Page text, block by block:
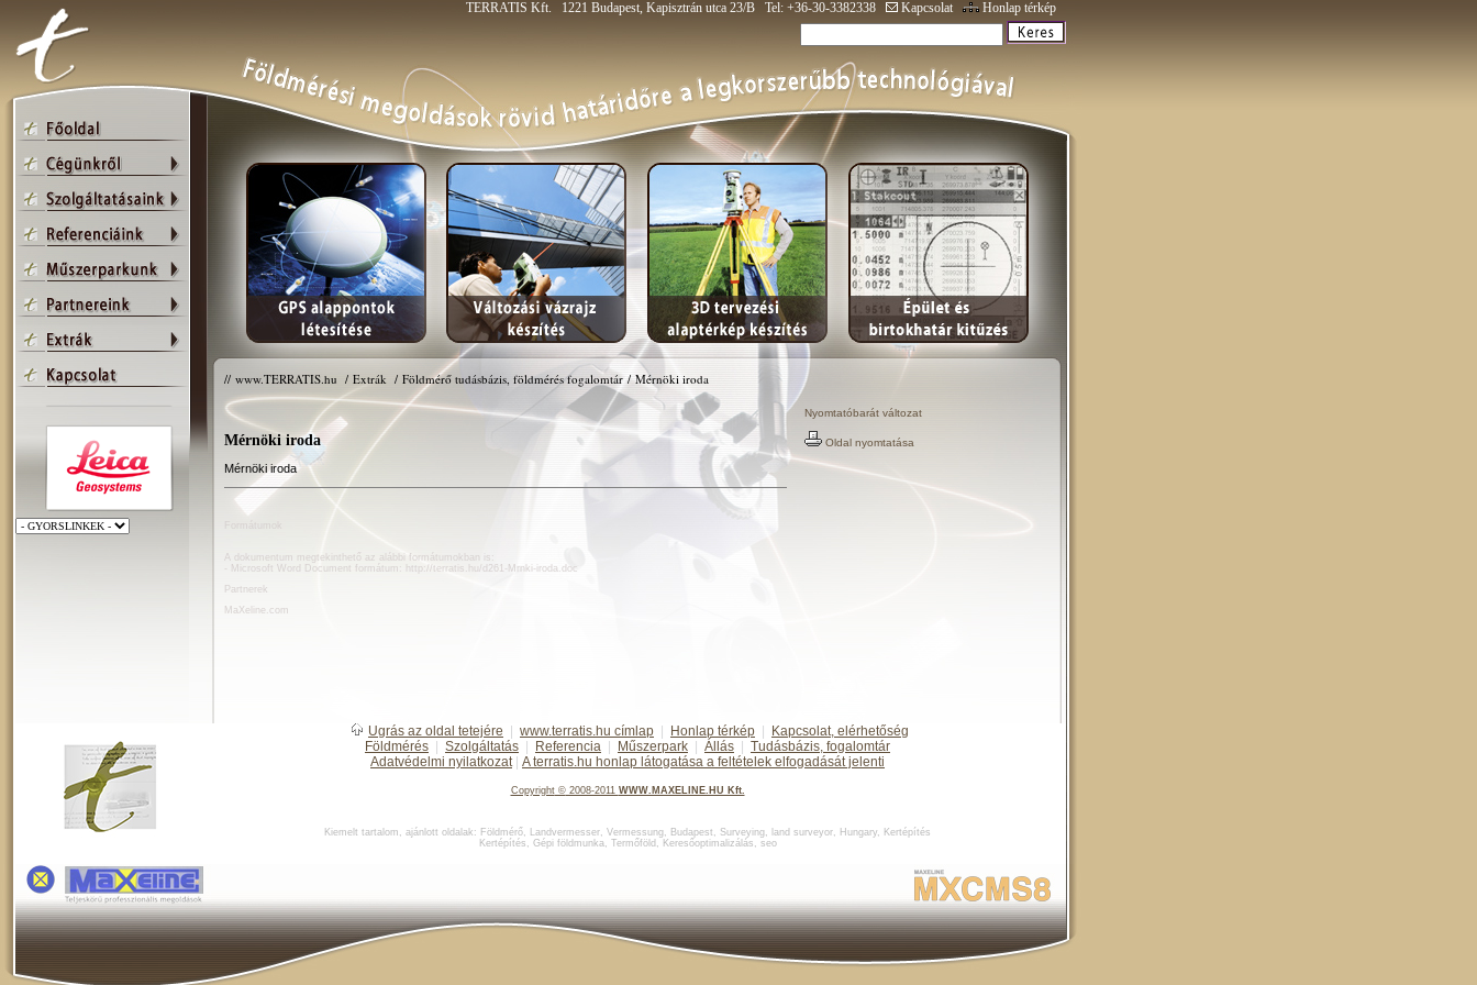
TERRATIS Kft. 1221 Budapest, Kapisztrán utca 23/B Tel: +36-30-3382338 Kapcsolat Honlap térkép
// www.TERRATIS.hu / Extrák / Földmérő tudásbázis, földmérés fogalomtár /Mérnöki iroda
Mérnöki iroda
Mérnöki iroda
A dokumentum megtekinthető az alábbi formátumokban is:
- Microsoft Word Document formátum:
http://terratis.hu/d261-Mrnki-iroda.doc
Partnerek
MaXeline.com
Nyomtatóbarát változat
Oldal nyomtatása
Ugrás az oldal tetejére www.terratis.hu címlap Honlap térkép
Kapcsolat, elérhetőség
Földmérés
Szolgáltatás Referencia Műszerpark Állás
Tudásbázis, fogalomtár
Adatvédelmi nyilatkozat
A terratis.hu honlap látogatása a feltételek elfogadását jelenti
Copyright©2008-2011 WWW.MAXELINE.HU Kft.
Kiemelt tartalom, ajánlott oldalak: Földmérő, Landvermesser, Vermessung, Budapest , Surveying, land surveyor, Hungary, Kertépítés
Kertépítés , Gépi földmunka, Termőföld , Keresőoptimalizálás , seo